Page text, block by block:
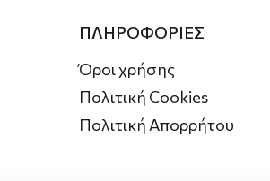
ΠΛΗΡΟΦΟΡΙΕΣ
Όροι χρήσης
Πολιτική Cookies
Πολιτική Απορρήτου